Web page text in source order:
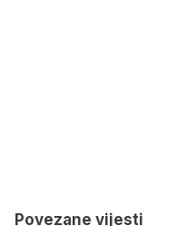
Povezane vijesti